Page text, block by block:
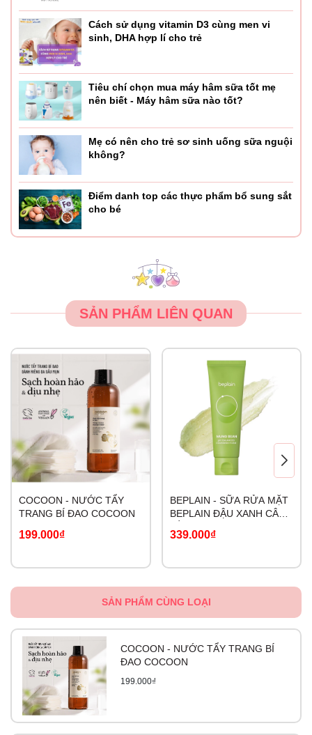
Cách sử dụng vitamin D3 cùng men vi
sinh, DHA hợp lí cho trẻ
Tiêu chí chọn mua máy hâm sữa tốt mẹ
nên biết - Máy hâm sữa nào tốt?
Mẹ có nên cho trẻ sơ sinh uống sữa nguội
không?
Điểm danh top các thực phẩm bổ sung sắt
cho bé
SẢN PHẨM LIÊN QUAN
COCOON - NƯỚC TẨY
TRANG BÍ ĐAO COCOON
199.000₫
BEPLAIN - SỮA RỬA MẶT
BEPLAIN ĐẬU XANH CÂN
339.000₫
SẢN PHẨM CÙNG LOẠI
COCOON - NƯỚC TẨY TRANG BÍ
ĐAO COCOON
199.000₫